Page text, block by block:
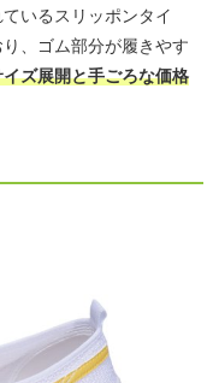
いるスリッポンタイ
、ゴム部分が履きやす
ズ展開と手ごろな価格